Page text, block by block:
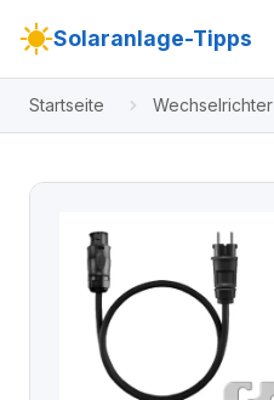
Solaranlage-Tipps
Startseite Wechselrichter